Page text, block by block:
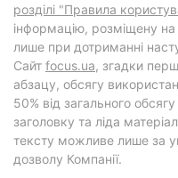
розділі "Правила
інформацію, розміщену
лише при дотриманні
Cайт focus.ua, згадки
абзацу, обсягу
50% від загального
заголовку та ліда
тексту можливе лише за
дозволу Компанії.